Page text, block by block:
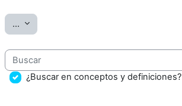
... Exportar entradas
Buscar
¿Buscar en conceptos y definiciones?